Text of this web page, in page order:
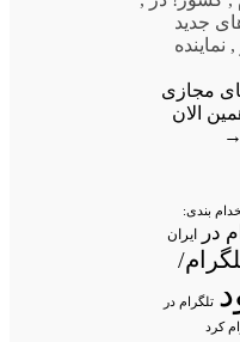
جدید
, نماینده
مجازی
همین الان
→
بندی:
در ایران
تلگرام در
کرد